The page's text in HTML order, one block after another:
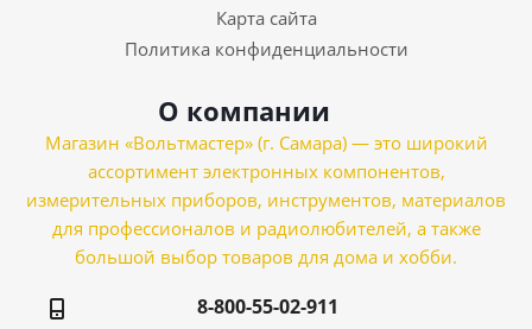
Карта сайта
Политика конфиденциальности
О компании
Магазин «Вольтмастер» (г. Самара) — это широкий
ассортимент электронных компонентов,
измерительных приборов, инструментов, материалов
для профессионалов и радиолюбителей, а также
большой выбор товаров для дома и хобби.
8-800-55-02-911